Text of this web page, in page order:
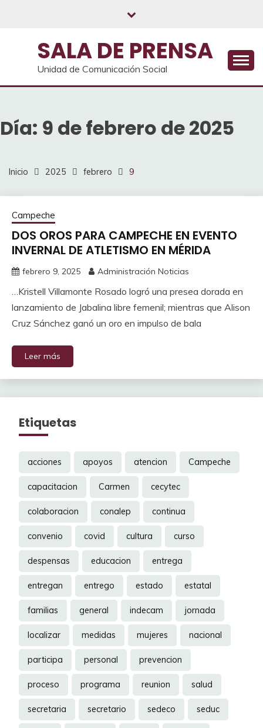
SALA DE PRENSA
Unidad de Comunicación Social
Día: 9 de febrero de 2025
Inicio 2025 febrero 9
Campeche
DOS OROS PARA CAMPECHE EN EVENTO
INVERNAL DE ATLETISMO EN MÉRIDA
febrero 9, 2025 Administración Noticias
…Kristell Villamonte Rosado logró una presea dorada en
lanzamiento de Jabalina libre femenil; mientras que Alison
Cruz Sánchez ganó un oro en impulso de bala
Leer más
Etiquetas
acciones apoyos atencion Campeche
capacitacion Carmen cecytec
colaboracion conalep continua
convenio covid cultura curso
despensas educacion entrega
entregan entrego estado estatal
familias general indecam jornada
localizar medidas mujeres nacional
participa personal prevencion
proceso programa reunion salud
secretaria secretario sedeco seduc